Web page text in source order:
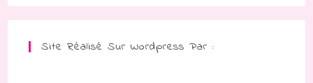
Site Réalisé Sur Wordpress Par :